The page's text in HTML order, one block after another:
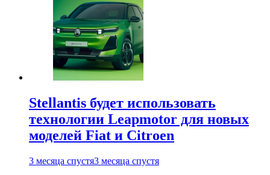
Stellantis будет использовать
технологии Leapmotor для новых
моделей Fiat и Citroen
3 месяца спустя3 месяца спустя